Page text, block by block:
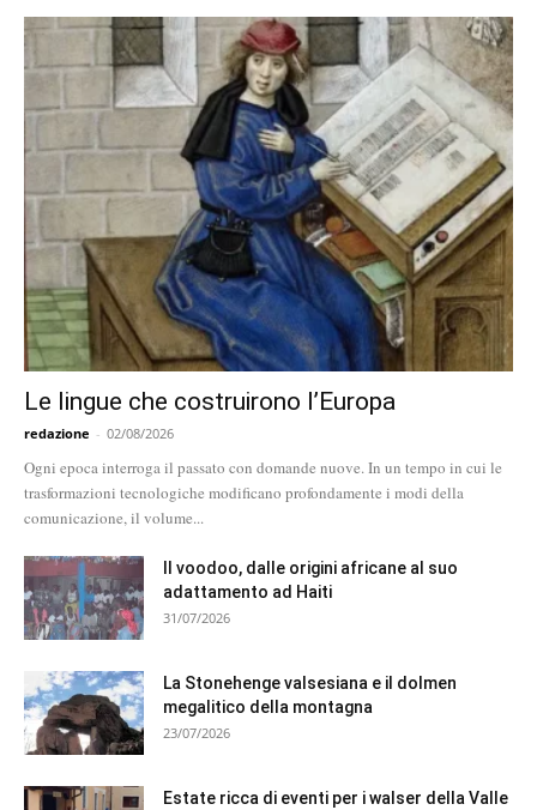
Le lingue che costruirono l’Europa
redazione - 02/08/2026
Ogni epoca interroga il passato con domande nuove. In un tempo in cui le
trasformazioni tecnologiche modificano profondamente i modi della
comunicazione, il volume...
Il voodoo, dalle origini africane al suo
adattamento ad Haiti
31/07/2026
La Stonehenge valsesiana e il dolmen
megalitico della montagna
23/07/2026
Estate ricca di eventi per i walser della Valle